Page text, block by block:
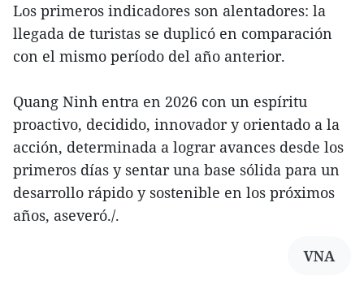
Los primeros indicadores son alentadores: la
llegada de turistas se duplicó en comparación
con el mismo período del año anterior.
Quang Ninh entra en 2026 con un espíritu
proactivo, decidido, innovador y orientado a la
acción, determinada a lograr avances desde los
primeros días y sentar una base sólida para un
desarrollo rápido y sostenible en los próximos
años, aseveró./.
VNA